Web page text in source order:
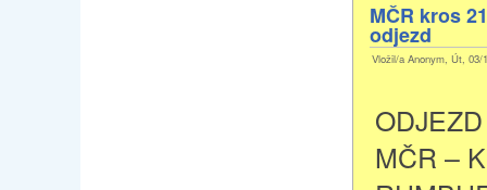
MČR kros
odjezd
Vložil/a Anonym, Út, 03/
MČR –